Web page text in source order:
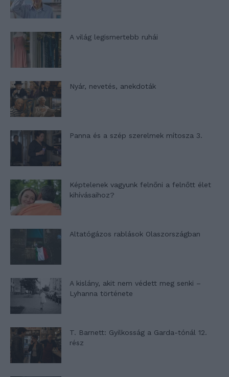
A világ legismertebb ruhái
Nyár, nevetés, anekdoták
Panna és a szép szerelmek mítosza 3.
Képtelenek vagyunk felnőni a felnőtt élet
kihívásaihoz?
Altatógázos rablások Olaszországban
A kislány, akit nem védett meg senki –
Lyhanna története
T. Barnett: Gyilkosság a Garda-tónál 12.
rész